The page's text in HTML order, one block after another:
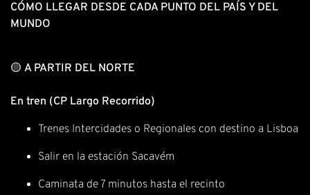
CÓMO LLEGAR DESDE CADA PUNTO DEL PAÍS Y DEL
MUNDO
🟡 A PARTIR DEL NORTE
En tren (CP Largo Recorrido)
Trenes Intercidades o Regionales con destino a Lisboa
Salir en la estación Sacavém
Caminata de 7 minutos hasta el recinto